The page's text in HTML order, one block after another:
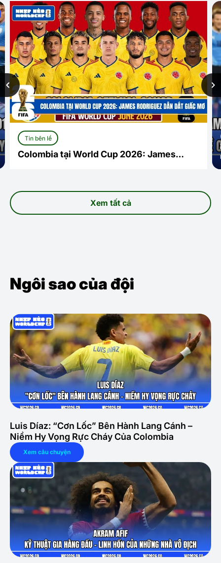
Xem tất cả
Tin bên lề
Colombia tại World Cup 2026: James
Ngôi sao của đội
Luis Díaz: “Cơn Lốc” Bên Hành Lang Cánh –
Niềm Hy Vọng Rực Cháy Của Colombia
Xem câu chuyện